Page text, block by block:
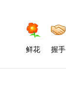
鲜花 握手